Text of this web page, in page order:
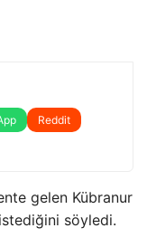
Reddit
gelen Kübranur
söyledi.